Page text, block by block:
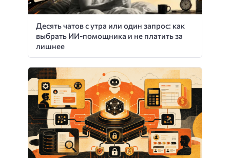
Десять чатов с утра или один запрос: как
выбрать ИИ-помощника и не платить за
лишнее